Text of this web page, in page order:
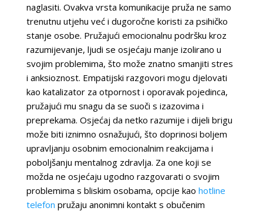
naglasiti. Ovakva vrsta komunikacije pruža ne samo
trenutnu utjehu već i dugoročne koristi za psihičko
stanje osobe. Pružajući emocionalnu podršku kroz
razumijevanje, ljudi se osjećaju manje izolirano u
svojim problemima, što može znatno smanjiti stres
i anksioznost. Empatijski razgovori mogu djelovati
kao katalizator za otpornost i oporavak pojedinca,
pružajući mu snagu da se suoči s izazovima i
preprekama. Osjećaj da netko razumije i dijeli brigu
može biti iznimno osnažujući, što doprinosi boljem
upravljanju osobnim emocionalnim reakcijama i
poboljšanju mentalnog zdravlja. Za one koji se
možda ne osjećaju ugodno razgovarati o svojim
problemima s bliskim osobama, opcije kao hotline
telefon pružaju anonimni kontakt s obučenim